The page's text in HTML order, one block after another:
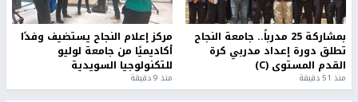
بمشاركة 25 مدرباً.. جامعة النجاح
تطلق دورة إعداد مدربي كرة
القدم المستوى (C)
منذ 51 دقيقة
مركز إعلام النجاح يستضيف وفدًا
أكاديميًا من جامعة لوليو
للتكنولوجيا السويدية
منذ 9 دقيقة